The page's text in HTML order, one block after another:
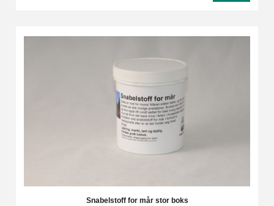
Snabelstoff for mår stor boks